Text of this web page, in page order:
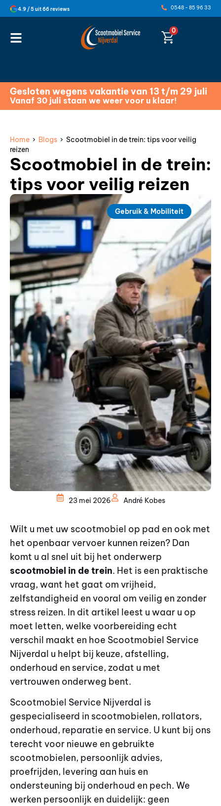
4.9 / 5 uit 66 reviews 0548 - 85 96 33
0
Gesloten wegens vakantie van 13 t/m 29 juli
Vanaf 30 juli staan we weer voor u klaar!
Home › Blogs › Scootmobiel in de trein: tips voor veilig
reizen
Scootmobiel in de trein:
tips voor veilig reizen
Gebruik & Mobiliteit
23 mei 2026 André Kobes
Wilt u met uw scootmobiel op pad en ook met
het openbaar vervoer kunnen reizen? Dan
komt u al snel uit bij het onderwerp
scootmobiel in de trein. Het is een praktische
vraag, want het gaat om vrijheid,
zelfstandigheid en vooral om veilig en zonder
stress reizen. In dit artikel leest u waar u op
moet letten, welke voorbereiding echt
verschil maakt en hoe Scootmobiel Service
Nijverdal u helpt bij keuze, afstelling,
onderhoud en service, zodat u met
vertrouwen onderweg bent.
Scootmobiel Service Nijverdal is
gespecialiseerd in scootmobielen, rollators,
onderhoud, reparatie en service. U kunt bij ons
terecht voor nieuwe en gebruikte
scootmobielen, persoonlijk advies,
proefrijden, levering aan huis en
ondersteuning bij onderhoud en pech. We
werken persoonlijk en duidelijk: geen